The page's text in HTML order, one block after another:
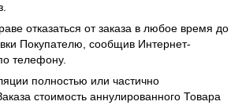
отказаться от заказа в любое время до
Покупателю, сообщив Интернет-
телефону.
полностью или частично
стоимость аннулированного Товара